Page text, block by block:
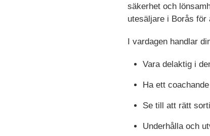
säkerhet och
utesäljare i Borås för
I vardagen handlar
Vara delaktig i
Ha ett
Se till att rätt
Underhålla och